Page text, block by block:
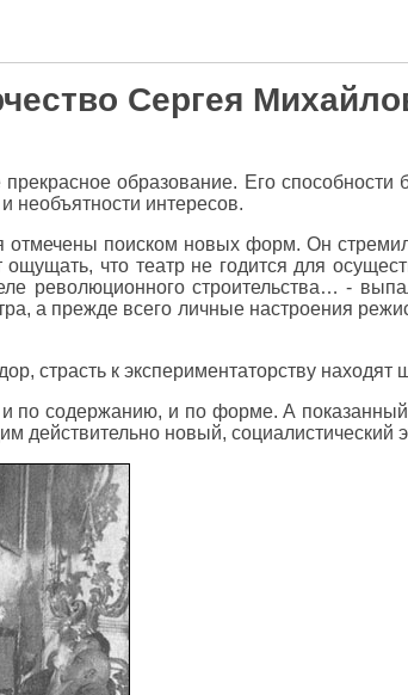
Сергея
образование. Его
необъятности интересов.
поиском новых форм. Он
что театр не годится для
революционного строительства… -
а прежде всего личные настроения
страсть к экспериментаторству
по содержанию, и по форме. А
новый, социалистический